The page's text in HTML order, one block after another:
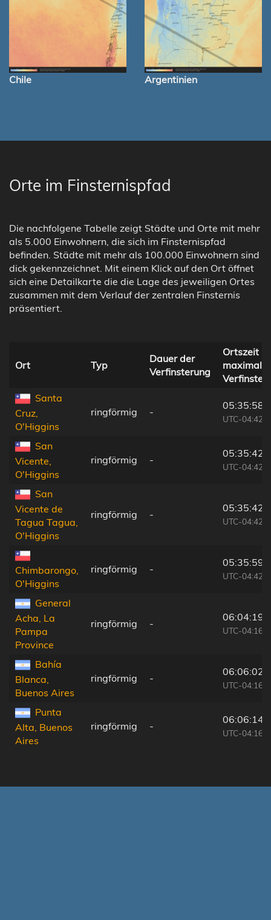
Chile Argentinien
Orte im Finsternispfad
Die nachfolgene Tabelle zeigt Städte und Orte mit mehr
als 5.000 Einwohnern, die sich im Finsternispfad
befinden. Städte mit mehr als 100.000 Einwohnern sind
dick gekennzeichnet. Mit einem Klick auf den Ort öffnet
sich eine Detailkarte die die Lage des jeweiligen Ortes
zusammen mit dem Verlauf der zentralen Finsternis
präsentiert.
Ort Typ
Dauer der
Verfinsterung
Ortszeit
maximaler
Santa
Cruz,
O'Higgins
ringförmig -
05:35:58
UTC-04:42
San
Vicente,
O'Higgins
ringförmig -
05:35:42
UTC-04:42
San
Vicente de
Tagua Tagua,
O'Higgins
ringförmig -
05:35:42
UTC-04:42
Chimbarongo,
O'Higgins
ringförmig -
05:35:59
UTC-04:42
General
Acha, La
Pampa
Province
ringförmig -
06:04:19
UTC-04:16
Bahía
Blanca,
Buenos Aires
ringförmig -
06:06:02
UTC-04:16
Punta
Alta, Buenos
Aires
ringförmig -
06:06:14
UTC-04:16